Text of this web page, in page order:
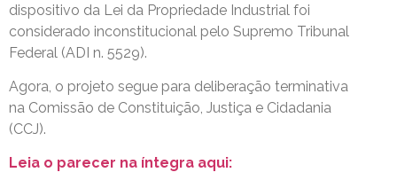
dispositivo da Lei da Propriedade Industrial foi
considerado inconstitucional pelo Supremo Tribunal
Federal (ADI n. 5529).
Agora, o projeto segue para deliberação terminativa
na Comissão de Constituição, Justiça e Cidadania
(CCJ).
Leia o parecer na íntegra aqui: